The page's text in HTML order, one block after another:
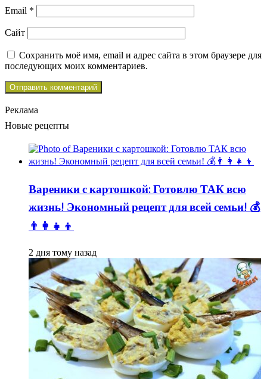
Email *
Сайт
Сохранить моё имя, email и адрес сайта в этом браузере для
последующих моих комментариев.
Реклама
Новые рецепты
Вареники с картошкой: Готовлю ТАК всю
жизнь! Экономный рецепт для всей семьи! 💰
👨👩👧👦
2 дня тому назад